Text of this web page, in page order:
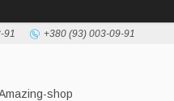
91 +380 (93) 003-09-91
shop